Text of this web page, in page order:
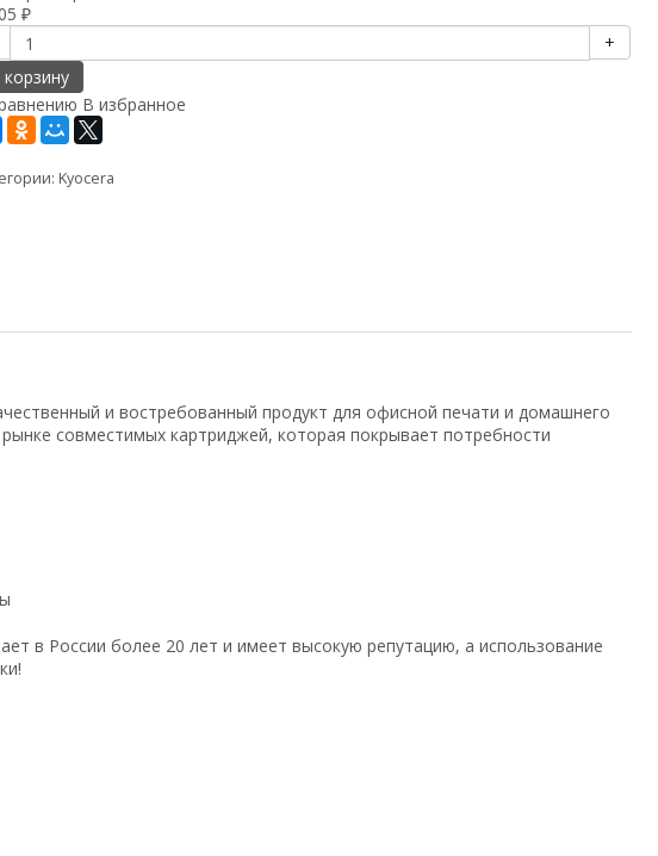
₽
+
В избранное
Kyocera
и востребованный продукт для офисной печати и домашнего
совместимых картриджей, которая покрывает потребности
в России более 20 лет и имеет высокую репутацию, а использование